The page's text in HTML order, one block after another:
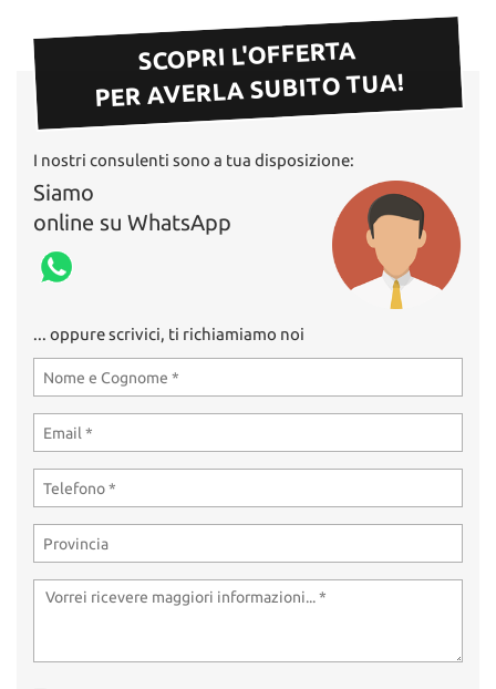
SCOPRI L'OFFERTA
PER AVERLA SUBITO TUA!
I nostri consulenti sono a tua disposizione:
Siamo
online su WhatsApp
... oppure scrivici, ti richiamiamo noi